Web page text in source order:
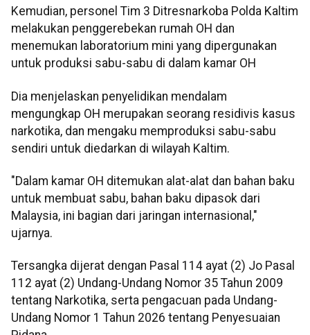
Kemudian, personel Tim 3 Ditresnarkoba Polda Kaltim
melakukan penggerebekan rumah OH dan
menemukan laboratorium mini yang dipergunakan
untuk produksi sabu-sabu di dalam kamar OH
Dia menjelaskan penyelidikan mendalam
mengungkap OH merupakan seorang residivis kasus
narkotika, dan mengaku memproduksi sabu-sabu
sendiri untuk diedarkan di wilayah Kaltim.
"Dalam kamar OH ditemukan alat-alat dan bahan baku
untuk membuat sabu, bahan baku dipasok dari
Malaysia, ini bagian dari jaringan internasional,"
ujarnya.
Tersangka dijerat dengan Pasal 114 ayat (2) Jo Pasal
112 ayat (2) Undang-Undang Nomor 35 Tahun 2009
tentang Narkotika, serta pengacuan pada Undang-
Undang Nomor 1 Tahun 2026 tentang Penyesuaian